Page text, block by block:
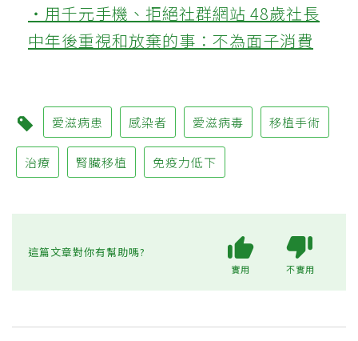
‧用千元手機、拒絕社群網站 48歲社長
中年後重視和放棄的事：不為面子消費
愛滋病患 感染者 愛滋病毒 移植手術
治療 腎臟移植 免疫力低下
這篇文章對你有幫助嗎?
實用 不實用